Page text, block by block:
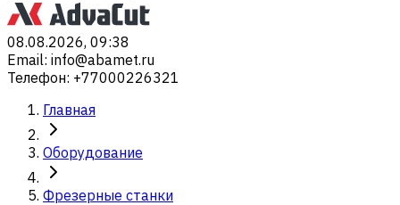
08.08.2026, 09:38
Email: info@abamet.ru
Телефон: +77000226321
Главная
Оборудование
Фрезерные станки